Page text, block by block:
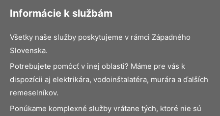
Informácie k službám
Všetky naše služby poskytujeme v rámci Západného
Slovenska.
Potrebujete pomôcť v inej oblasti? Máme pre vás k
dispozícii aj elektrikára, vodoinštalatéra, murára a ďalších
remeselníkov.
Ponúkame komplexné služby vrátane tých, ktoré nie sú